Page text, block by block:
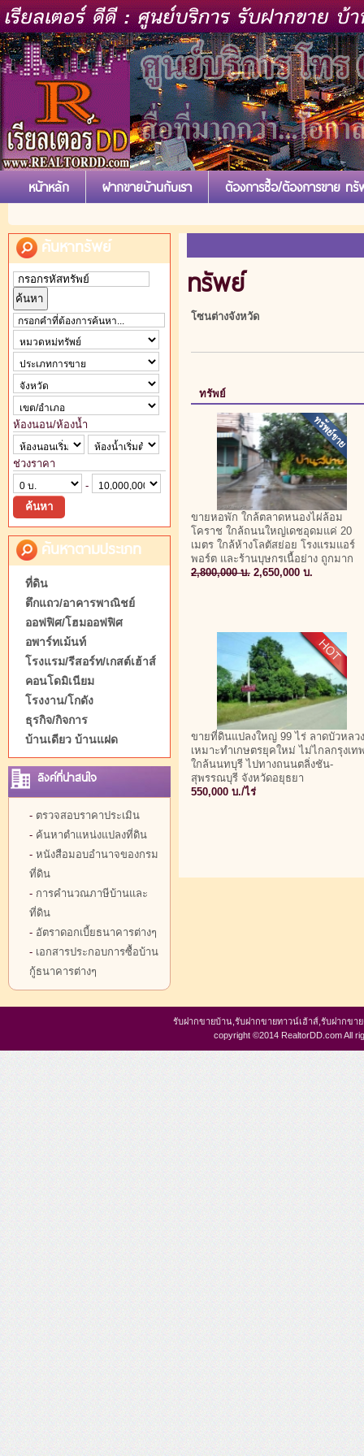
หน้าหลัก ฝากขายบ้านกับเรา ต้องการซื้อ/ต้องการขาย ท
ค้นหาทรัพย์
ห้องนอน/ห้องน้ำ
ช่วงราคา
-
ค้นหาตามประเภท
ที่ดิน
ตึกแถว/อาคารพาณิชย์
ออฟฟิศ/โฮมออฟฟิศ
อพาร์ทเม้นท์
โรงแรม/รีสอร์ท/เกสต์เฮ้าส์
คอนโดมิเนียม
โรงงาน/โกดัง
ธุรกิจ/กิจการ
บ้านเดียว บ้านแฝด
ลิงค์ที่น่าสนใจ
- ตรวจสอบราคาประเมิน
- ค้นหาตำแหน่งแปลงที่ดิน
- หนังสือมอบอำนาจของกรม
ที่ดิน
- การคำนวณภาษีบ้านและ
ที่ดิน
- อัตราดอกเบี้ยธนาคารต่างๆ
- เอกสารประกอบการซื้อบ้าน
กู้ธนาคารต่างๆ
ทรัพย์
โซนต่างจังหวัด
ทรัพย์
ขายหอพัก ใกล้ตลาดหนองไผ่ล้อม
โคราช ใกล้ถนนใหญ่เดชอุดมแค่ 20
เมตร ใกล้ห้างโลตัสย่อย โรงแรมแอร์
พอร์ต และร้านบุษกรเนื้อย่าง ถูกมาก
2,800,000 บ. 2,650,000 บ.
ขายที่ดินแปลงใหญ่ 99 ไร่ ลาดบัวหลวง
เหมาะทำเกษตรยุคใหม่ ไม่ไกลกรุงเท
ใกล้นนทบุรี ไปทางถนนตลิ่งชัน-
สุพรรณบุรี จังหวัดอยุธยา
550,000 บ./ไร่
รับฝากขายบ้าน,รับฝากขายทาวน์เฮ้าส์,รับฝากข
copyright ©2014 RealtorDD.com All